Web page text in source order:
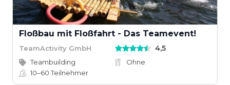
Floßbau mit Floßfahrt - Das Teamevent!
TeamActivity GmbH 4,5
Teambuilding
Ohne
10–60Teilnehmer